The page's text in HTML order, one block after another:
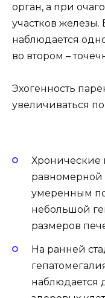
орган, а при
участков
наблюдается
во втором –
Эхогенность
увеличиваться
Хронические
равномерной
умеренным
небольшой
размеров
На ранней
наблюдается